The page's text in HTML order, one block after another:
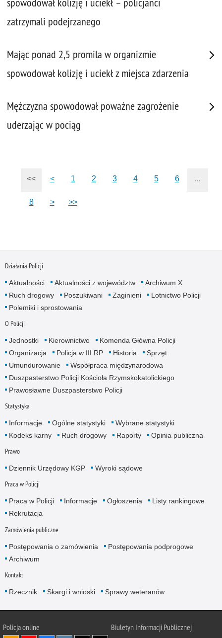
spowodował kolizję i uciekł – policjanci
zatrzymali podejrzanego
Mając ponad 2,5 promila w organizmie
spowodował kolizję i uciekł z miejsca zdarzenia
Mężczyzna spowodował poważne zagrożenie
uderzając w pociąg
<< < 1 2 3 4 5 6 ...
8 > >>
Działania Policji
Aktualności Aktualności z województw
Archiwum X
Ruch drogowy
Poszukiwani Zaginieni
Lotnictwo Policji
Polemiki i sprostowania
O Policji
Jednostki Kierownictwo
Komenda Główna Policji
Organizacja
Policja w III RP Historia
Sprzęt
Umundurowanie
Współpraca międzynarodowa
Duszpasterstwo Policji Kościoła Rzymskokatolickiego
Prawosławne Duszpasterstwo Policji
Statystyka
Informacje Ogólne statystyki
Wybrane statystyki
Kodeks karny
Ruch drogowy Raporty Opinia publiczna
Prawo
Dziennik Urzędowy KGP Wyroki sądowe
Praca w Policji
Praca w Policji Informacje Ogłoszenia
Listy rankingowe
Rekrutacja
Zamówienia publiczne
Postępowania o zamówienia
Postępowania podprogowe
Archiwum
Kontakt
Rzecznik Skargi i wnioski Sprawy weteranów
Policjaonline Biuletyn Informacji Publicznej